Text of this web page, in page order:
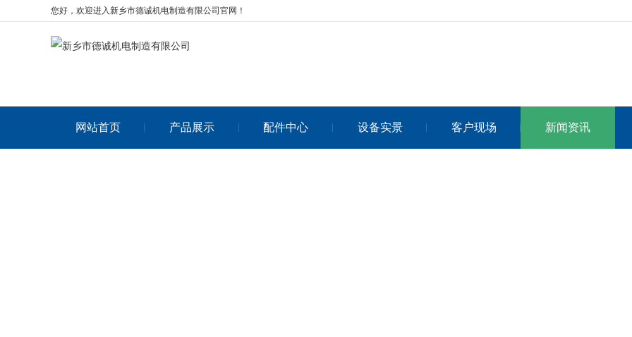
您好，欢迎进入新乡市德诚机电制造有限公司官网！
网站首页 产品展示 配件中心 设备实景 客户现场 新闻资讯